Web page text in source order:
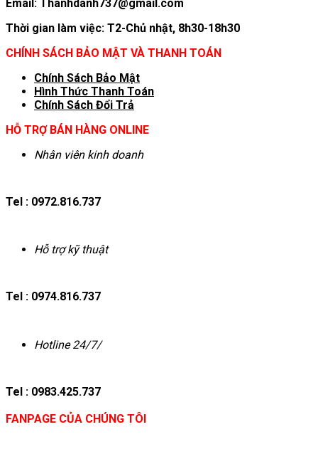
Email: Thanhdanh737@gmail.com
Thời gian làm việc: T2-Chủ nhật, 8h30-18h30
CHÍNH SÁCH BẢO MẬT VÀ THANH TOÁN
Chính Sách Bảo Mật
Hình Thức Thanh Toán
Chính Sách Đổi Trả
HỖ TRỢ BÁN HÀNG ONLINE
Nhân viên kinh doanh
Tel : 0972.816.737
Hỗ trợ kỹ thuật
Tel : 0974.816.737
Hotline 24/7/
Tel : 0983.425.737
FANPAGE CỦA CHÚNG TÔI